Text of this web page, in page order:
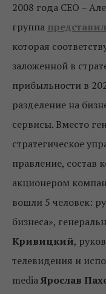
2008 года СЕО –
группа
которая
заложенной в
прибыльности в
разделение на
сервисы. Вместо
стратегическое
правление, состав
акционером
вошли 5 человек:
бизнеса»,
Кривицкий,
телевидения и
mediaЯрослав